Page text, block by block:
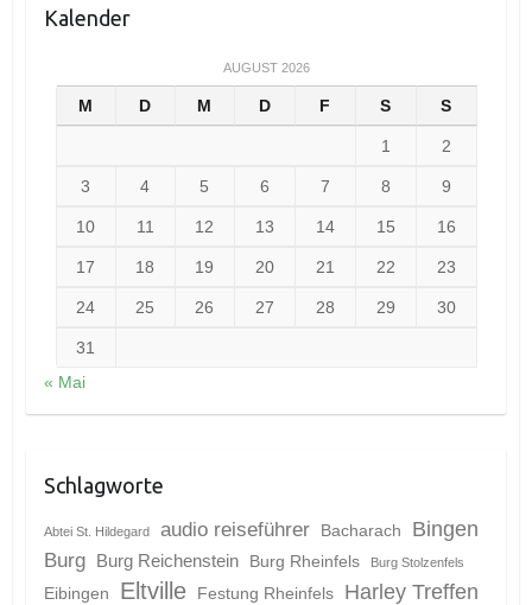
Kalender
AUGUST 2026
M D M D F S S
1 2
3 4 5 6 7 8 9
10 11 12 13 14 15 16
17 18 19 20 21 22 23
24 25 26 27 28 29 30
31
« Mai
Schlagworte
Abtei St. Hildegard audio reiseführer Bacharach
Bingen
Burg
Burg Reichenstein Burg Rheinfels Burg Stolzenfels
Eibingen Eltville Festung Rheinfels
Harley Treffen